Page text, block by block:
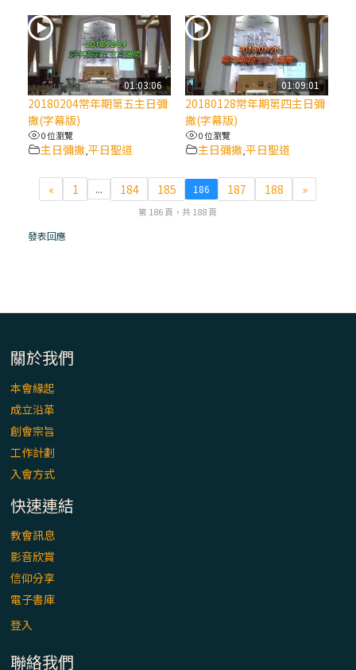
(6)黃敏正主教帶你做【將臨期避靜】—「馬
槽」═「謙卑」
(5)黃敏正主教帶你做【將臨期避靜】—「福
傳」：講耶穌的故事
(4)黃敏正主教帶你做【將臨期避靜】—匝凱
「想看」耶穌，耶穌「走近」匝凱
「看」是一門大學問、真正的靈修
01:03:06
20180204常年期第五主日彌
撒(字幕版)
0 位瀏覽
主日彌撒 ,平日聖道
01:09:01
20180128常年期第四主日彌
撒(字幕版)
0 位瀏覽
主日彌撒, 平日聖道
« 1 ... 184 185 186 187 188 »
第 186 頁，共 188 頁
發表回應
關於我們
本會緣起
成立沿革
創會宗旨
工作計劃
入會方式
快速連結
教會訊息
影音欣賞
信仰分享
電子書庫
登入
聯絡我們